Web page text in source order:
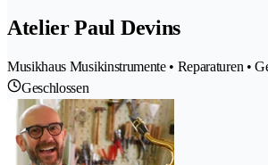
Atelier Paul Devins
Musikhaus Musikinstrumente • Reparaturen •
Geschlossen